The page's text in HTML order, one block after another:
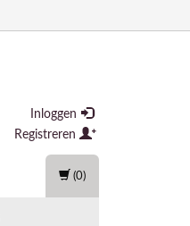
Inloggen
Registreren
(0)